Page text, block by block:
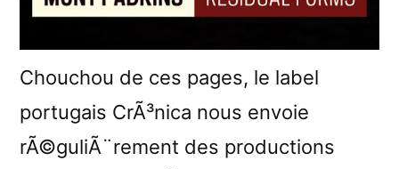
Chouchou de ces pages, le label
portugais CrÃ³nica nous envoie
rÃ©guliÃ¨rement des productions